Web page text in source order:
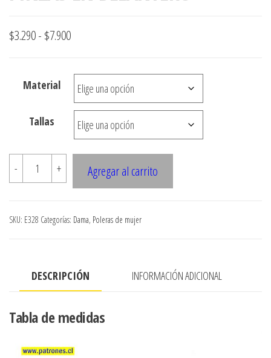
$3.290- $7.900Rango
precios:
desde
$3.290
hasta
$7.900
Material
Tallas
-
E328
PINZAS
cantidad
+ Agregar al carrito
SKU: E328 Categorías: Dama, Poleras de mujer
DESCRIPCIÓN INFORMACIÓN ADICIONAL
Tabla de medidas